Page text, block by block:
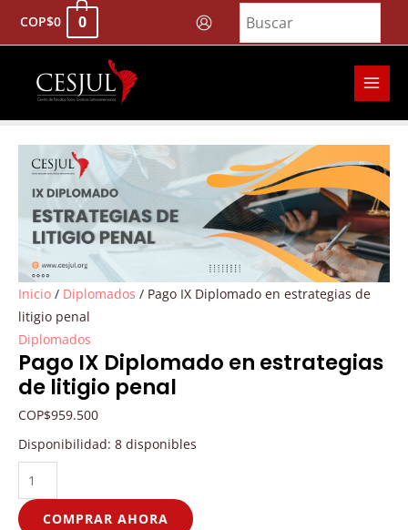
COP$0 0
Inicio / Diplomados / Pago IX Diplomado en estrategias de
litigio penal
Diplomados
Pago IX Diplomado en estrategias
de litigio penal
COP$959.500
Disponibilidad: 8 disponibles
Diplomado
estrategias
litigio
penal
cantidad
COMPRAR AHORA